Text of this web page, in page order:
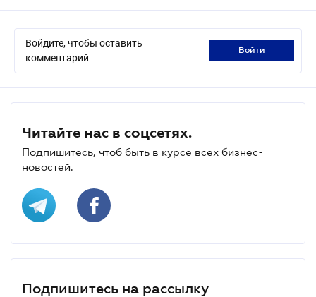
Войдите, чтобы оставить
комментарий
войти
Читайте нас в соцсетях.
Подпишитесь, чтоб быть в курсе всех бизнес-
новостей.
Подпишитесь на рассылку